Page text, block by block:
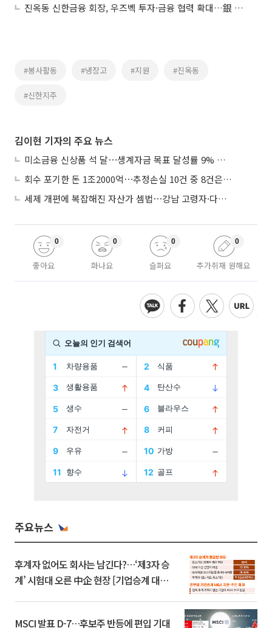
진옥동 신한금융 회장, 우즈벡 투자·금융 협력 확대…銀 법인 설립 추진
#봉사활동 #냉장고 #지원 #진옥동
#신한지주
김이현 기자의 주요 뉴스
미소금융 신상품 석 달⋯생계자금 목표 달성률 9% 그쳐
회수 포기한 돈 1조2000억⋯추정손실 10건 중 8건은 기업대출
세제 개편에 복잡해진 자산가 셈법⋯강남 고령자·다주택자 ‘자산재편 고심’
좋아요
0
화나요
0
슬퍼요
0
추가취재 원해요
0
주요뉴스
후계자 없어도 회사는 남긴다?…‘제3자 승
계’ 시험대 오른 中企 현장 [기업승계 대전
MSCI 발표 D-7…후보주 반등에 편입 기대